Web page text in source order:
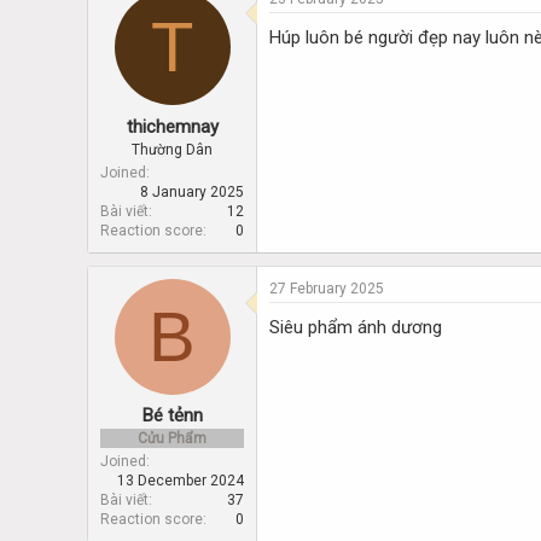
T
thichemnay
Thường Dân
Joined
8 January 2025
Bài viết
12
Reaction score
0
Húp luôn bé người đẹp nay luôn
B
Bé tẻnn
Cửu Phẩm
Joined
13 December 2024
Bài viết
37
Reaction score
0
27 February 2025
Siêu phẩm ánh dương